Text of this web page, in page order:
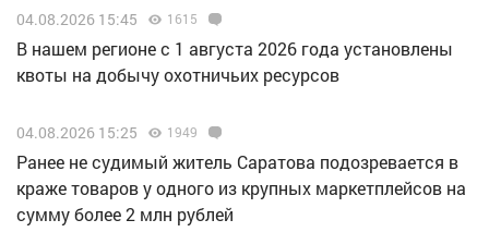
04.08.2026 15:45 1615
В нашем регионе с 1 августа 2026 года установлены
квоты на добычу охотничьих ресурсов
04.08.2026 15:25 1949
Ранее не судимый житель Саратова подозревается в
краже товаров у одного из крупных маркетплейсов на
сумму более 2 млн рублей